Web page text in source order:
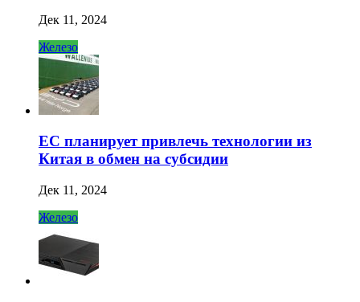
Дек 11, 2024
Железо
ЕС планирует привлечь технологии из
Китая в обмен на субсидии
Дек 11, 2024
Железо